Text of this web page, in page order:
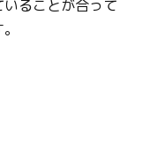
ることが合って